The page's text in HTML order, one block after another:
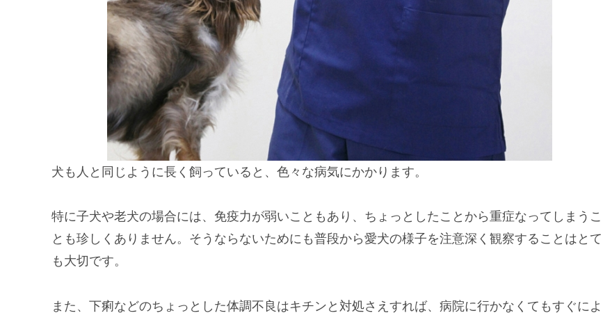
犬も人と同じように長く飼っていると、色々な病気にかかります。
特に子犬や老犬の場合には、免疫力が弱いこともあり、ちょっとしたことから重症なってしまうこ
とも珍しくありません。そうならないためにも普段から愛犬の様子を注意深く観察することはとて
も大切です。
また、下痢などのちょっとした体調不良はキチンと対処さえすれば、病院に行かなくてもすぐによ